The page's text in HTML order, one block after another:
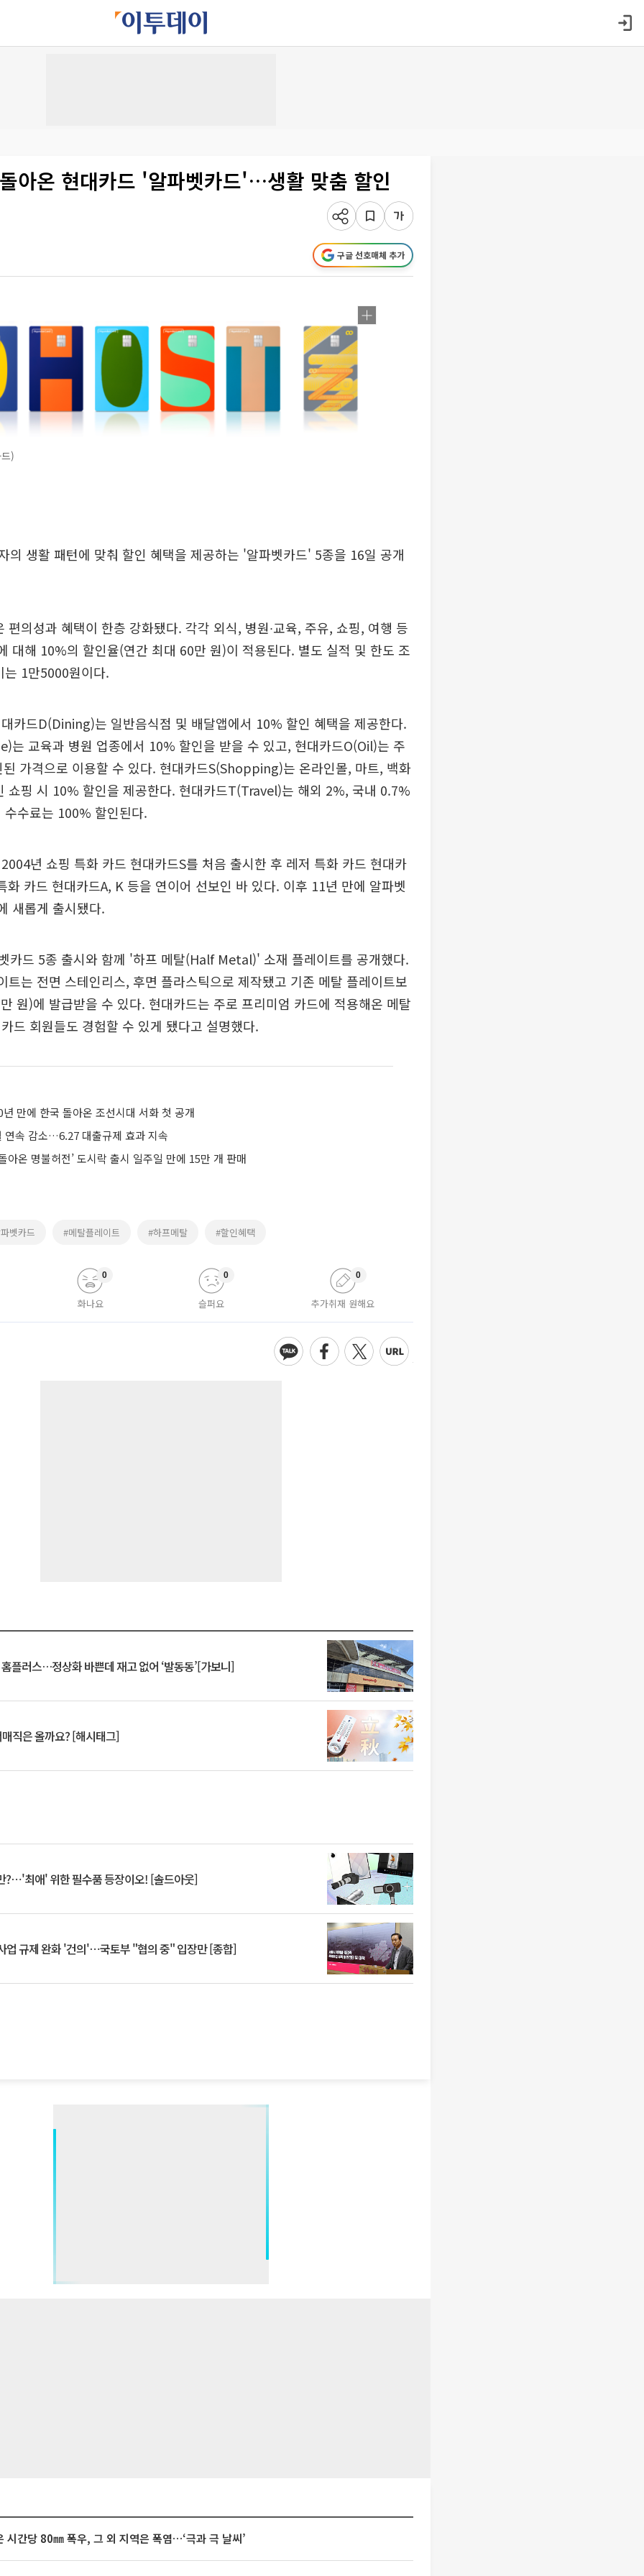
아온 현대카드 '알파벳카드'…생활 맞춤 할인
구글 선호매체 추가
)
의 생활 패턴에 맞춰 할인 혜택을 제공하는 '알파벳카드' 5종을 16일 공개
편의성과 혜택이 한층 강화됐다. 각각 외식, 병원∙교육, 주유, 쇼핑, 여행 등
대해 10%의 할인율(연간 최대 60만 원)이 적용된다. 별도 실적 및 한도 조
는 1만5000원이다.
카드D(Dining)는 일반음식점 및 배달앱에서 10% 할인 혜택을 제공한다.
는 교육과 병원 업종에서 10% 할인을 받을 수 있고, 현대카드O(Oil)는 주
가격으로 이용할 수 있다. 현대카드S(Shopping)는 온라인몰, 마트, 백화
쇼핑 시 10% 할인을 제공한다. 현대카드T(Travel)는 해외 2%, 국내 0.7%
수수료는 100% 할인된다.
년 쇼핑 특화 카드 현대카드S를 처음 출시한 후 레저 특화 카드 현대카
화 카드 현대카드A, K 등을 연이어 선보인 바 있다. 이후 11년 만에 알파벳
새롭게 출시됐다.
카드 5종 출시와 함께 '하프 메탈(Half Metal)' 소재 플레이트를 공개했다.
트는 전면 스테인리스, 후면 플라스틱으로 제작됐고 기존 메탈 플레이트보
원)에 발급받을 수 있다. 현대카드는 주로 프리미엄 카드에 적용해온 메탈
드 회원들도 경험할 수 있게 됐다고 설명했다.
만에 한국 돌아온 조선시대 서화 첫 공개
연속 감소…6.27 대출규제 효과 지속
아온 명불허전’ 도시락 출시 일주일 만에 15만 개 판매
벳카드 #메탈플레이트 #하프메탈 #할인혜택
화나요
0
슬퍼요
0
추가취재 원해요
0
플러스…정상화 바쁜데 재고 없어 ‘발동동’[가보니]
직은 올까요? [해시태그]
?⋯'최애' 위한 필수품 등장이오! [솔드아웃]
업 규제 완화 '건의'⋯국토부 "협의 중" 입장만 [종합]
시간당 80㎜ 폭우, 그 외 지역은 폭염…‘극과 극 날씨’